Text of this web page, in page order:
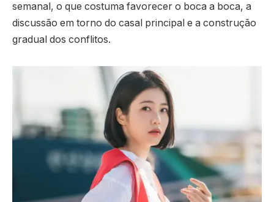
semanal, o que costuma favorecer o boca a boca, a
discussão em torno do casal principal e a construção
gradual dos conflitos.